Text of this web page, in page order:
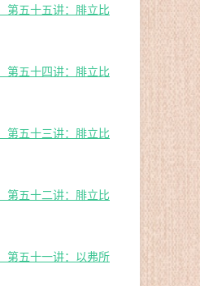
第五十五讲：腓立比
第五十四讲：腓立比
第五十三讲：腓立比
第五十二讲：腓立比
第五十一讲：以弗所